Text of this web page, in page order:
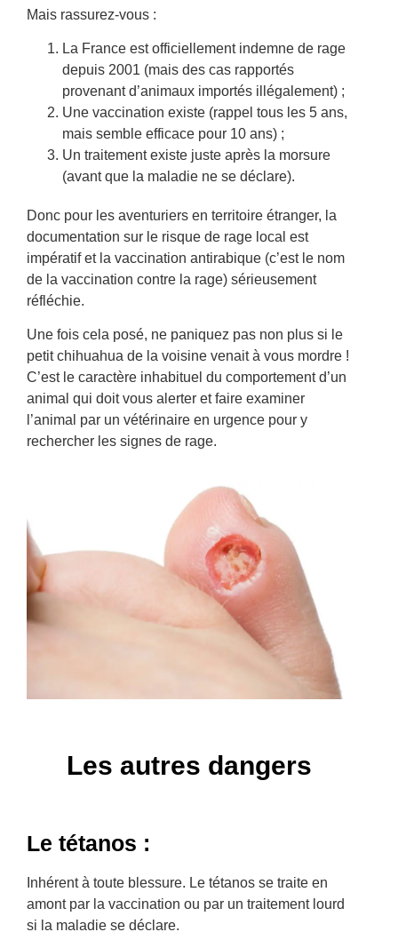
Mais rassurez-vous :
La France est officiellement indemne de rage
depuis 2001 (mais des cas rapportés
provenant d’animaux importés illégalement) ;
Une vaccination existe (rappel tous les 5 ans,
mais semble efficace pour 10 ans) ;
Un traitement existe juste après la morsure
(avant que la maladie ne se déclare).
Donc pour les aventuriers en territoire étranger, la
documentation sur le risque de rage local est
impératif et la vaccination antirabique (c’est le nom
de la vaccination contre la rage) sérieusement
réfléchie.
Une fois cela posé, ne paniquez pas non plus si le
petit chihuahua de la voisine venait à vous mordre !
C’est le caractère inhabituel du comportement d’un
animal qui doit vous alerter et faire examiner
l’animal par un vétérinaire en urgence pour y
rechercher les signes de rage.
Les autres dangers
Le tétanos :
Inhérent à toute blessure. Le tétanos se traite en
amont par la vaccination ou par un traitement lourd
si la maladie se déclare.